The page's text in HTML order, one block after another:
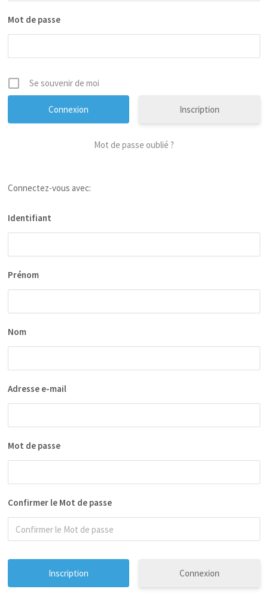
Mot de passe
Se souvenir de moi
Inscription
Mot de passe oublié ?
Connectez-vous avec:
Identifiant
Prénom
Nom
Adresse e-mail
Mot de passe
Confirmer le Mot de passe
Connexion